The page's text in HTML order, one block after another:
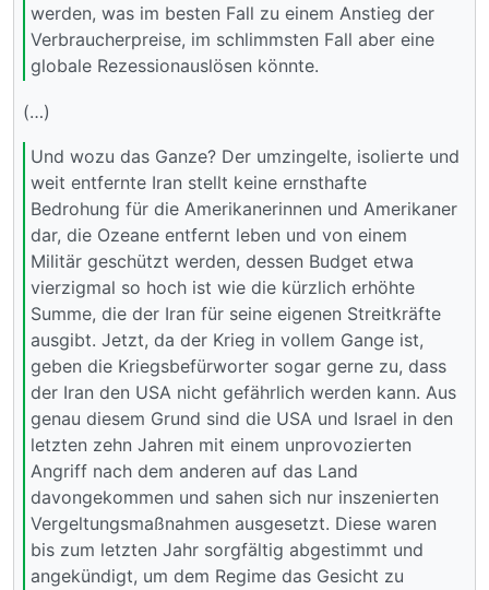
werden, was im besten Fall zu einem Anstieg der
Verbraucherpreise, im schlimmsten Fall aber eine
globale Rezessionauslösen könnte.
(…)
Und wozu das Ganze? Der umzingelte, isolierte und
weit entfernte Iran stellt keine ernsthafte
Bedrohung für die Amerikanerinnen und Amerikaner
dar, die Ozeane entfernt leben und von einem
Militär geschützt werden, dessen Budget etwa
vierzigmal so hoch ist wie die kürzlich erhöhte
Summe, die der Iran für seine eigenen Streitkräfte
ausgibt. Jetzt, da der Krieg in vollem Gange ist,
geben die Kriegsbefürworter sogar gerne zu, dass
der Iran den USA nicht gefährlich werden kann. Aus
genau diesem Grund sind die USA und Israel in den
letzten zehn Jahren mit einem unprovozierten
Angriff nach dem anderen auf das Land
davongekommen und sahen sich nur inszenierten
Vergeltungsmaßnahmen ausgesetzt. Diese waren
bis zum letzten Jahr sorgfältig abgestimmt und
angekündigt, um dem Regime das Gesicht zu